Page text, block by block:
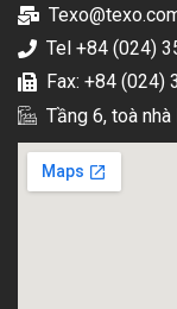
Tel +84 (024)
Fax: +84 (024)
Tầng 6, toà